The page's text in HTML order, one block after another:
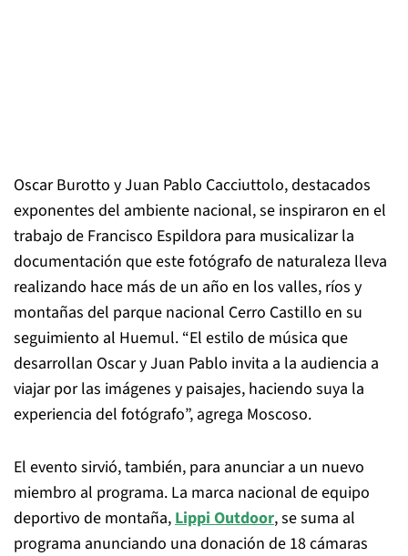
Oscar Burotto y Juan Pablo Cacciuttolo, destacados
exponentes del ambiente nacional, se inspiraron en el
trabajo de Francisco Espildora para musicalizar la
documentación que este fotógrafo de naturaleza lleva
realizando hace más de un año en los valles, ríos y
montañas del parque nacional Cerro Castillo en su
seguimiento al Huemul. “El estilo de música que
desarrollan Oscar y Juan Pablo invita a la audiencia a
viajar por las imágenes y paisajes, haciendo suya la
experiencia del fotógrafo”, agrega Moscoso.
El evento sirvió, también, para anunciar a un nuevo
miembro al programa. La marca nacional de equipo
deportivo de montaña, Lippi Outdoor, se suma al
programa anunciando una donación de 18 cámaras